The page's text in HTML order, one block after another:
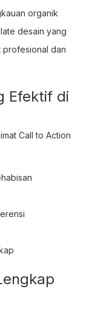
organik
desain yang
profesional dan
Efektif di
Call to Action